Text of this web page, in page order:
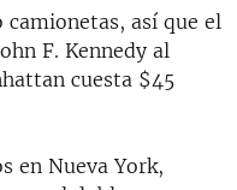
así que el
F. Kennedy al
cuesta $45
en Nueva York,